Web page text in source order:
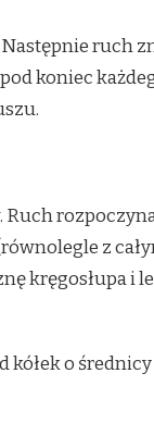
Następnie ruch
koniec
Ruch
z
kręgosłupa i
o średnicy